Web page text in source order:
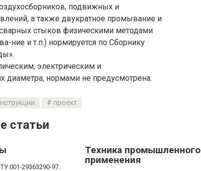
подвижных и
а также двукратное промывание и
стыков физическими методами
ние и т.п.) нормируется по Сборнику
электрическим и
диаметра, нормами не предусмотрена.
проект
статьи
001-29363290-97.
Техника промышленного
применения